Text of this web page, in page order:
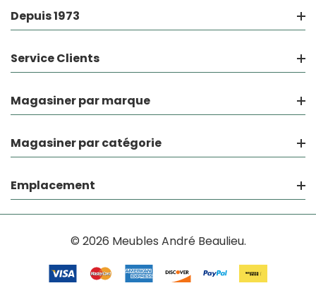
Depuis 1973
Service Clients
Magasiner par marque
Magasiner par catégorie
Emplacement
© 2026 Meubles André Beaulieu.